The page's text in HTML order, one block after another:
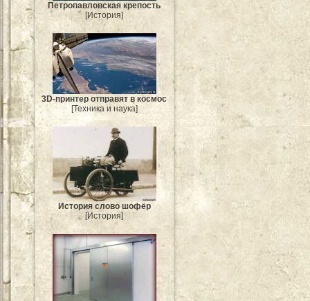
Петропавловская крепость
[История]
3D-принтер отправят в космос
[Техника и наука]
История слово шофёр
[История]